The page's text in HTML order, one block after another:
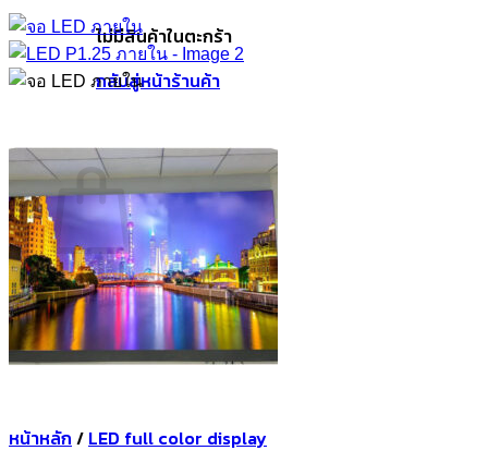
ไม่มีสินค้าในตะกร้า
กลับสู่หน้าร้านค้า
ตะกร้าสินค้า
ไม่มีสินค้าในตะกร้า
กลับสู่หน้าร้านค้า
หน้าหลัก / LED full color display